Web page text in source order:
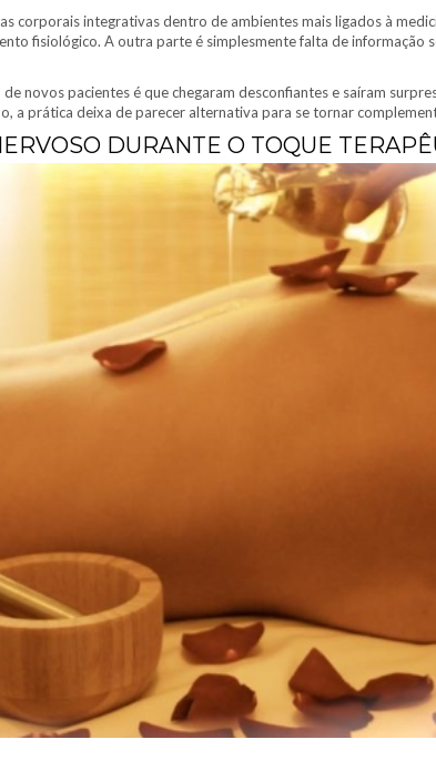
corporais integrativas dentro de ambientes mais ligados à
fisiológico. A outra parte é simplesmente falta de informação
novos pacientes é que chegaram desconfiantes e saíram
a prática deixa de parecer alternativa para se tornar
DURANTE O TOQUE